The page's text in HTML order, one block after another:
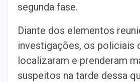
segunda fase.
Diante dos elementos
investigações, os policiais
localizaram e prenderam
suspeitos na tarde dessa